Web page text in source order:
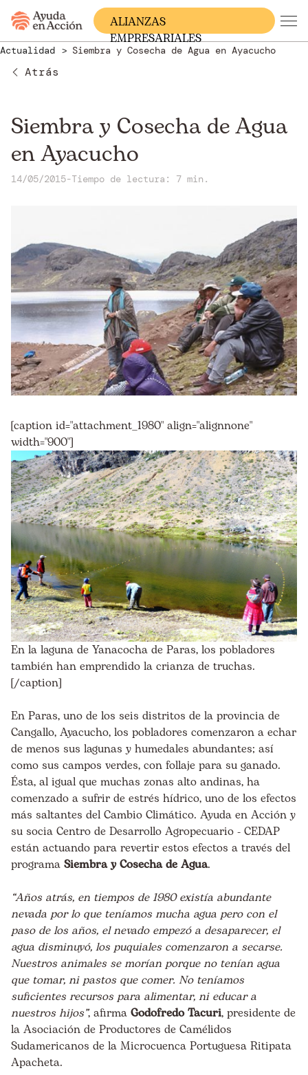
ALIANZAS
EMPRESARIALES
Actualidad Siembra y Cosecha de Agua en Ayacucho
Atrás
Siembra y Cosecha de Agua
en Ayacucho
14/05/2015-Tiempo de lectura: 7 min.
[caption id="attachment_1980" align="alignnone"
width="900"]
En la laguna de Yanacocha de Paras, los pobladores
también han emprendido la crianza de truchas.
[/caption]
En Paras, uno de los seis distritos de la provincia de
Cangallo, Ayacucho, los pobladores comenzaron a echar
de menos sus lagunas y humedales abundantes; así
como sus campos verdes, con follaje para su ganado.
Ésta, al igual que muchas zonas alto andinas, ha
comenzado a sufrir de estrés hídrico, uno de los efectos
más saltantes del Cambio Climático. Ayuda en Acción y
su socia Centro de Desarrollo Agropecuario - CEDAP
están actuando para revertir estos efectos a través del
programa Siembra y Cosecha de Agua.
“Años atrás, en tiempos de 1980 existía abundante
nevada por lo que teníamos mucha agua pero con el
paso de los años, el nevado empezó a desaparecer, el
agua disminuyó, los puquiales comenzaron a secarse.
Nuestros animales se morían porque no tenían agua
que tomar, ni pastos que comer. No teníamos
suficientes recursos para alimentar, ni educar a
nuestros hijos”, afirma Godofredo Tacuri, presidente de
la Asociación de Productores de Camélidos
Sudamericanos de la Microcuenca Portuguesa Ritipata
Apacheta.